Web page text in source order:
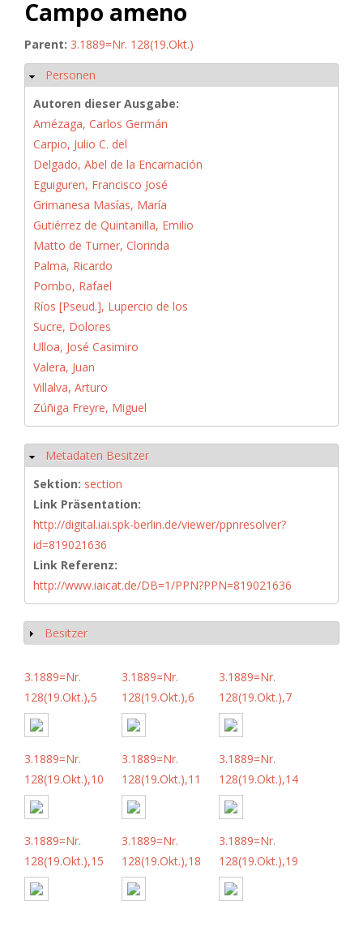
Campo ameno
Parent: 3.1889=Nr. 128(19.Okt.)
Ausblenden
Personen
Autoren dieser Ausgabe:
Amézaga, Carlos Germán
Carpio, Julio C. del
Delgado, Abel de la Encarnación
Eguiguren, Francisco José
Grimanesa Masías, María
Gutiérrez de Quintanilla, Emilio
Matto de Turner, Clorinda
Palma, Ricardo
Pombo, Rafael
Ríos [Pseud.], Lupercio de los
Sucre, Dolores
Ulloa, José Casimiro
Valera, Juan
Villalva, Arturo
Zúñiga Freyre, Miguel
Ausblenden
Metadaten Besitzer
Sektion: section
Link Präsentation:
http://digital.iai.spk-berlin.de/viewer/ppnresolver?
id=819021636
Link Referenz:
http://www.iaicat.de/DB=1/PPN?PPN=819021636
Anzeigen
Besitzer
3.1889=Nr.
128(19.Okt.),5
3.1889=Nr.
128(19.Okt.),6
3.1889=Nr.
128(19.Okt.),7
3.1889=Nr.
128(19.Okt.),10
3.1889=Nr.
128(19.Okt.),11
3.1889=Nr.
128(19.Okt.),14
3.1889=Nr.
128(19.Okt.),15
3.1889=Nr.
128(19.Okt.),18
3.1889=Nr.
128(19.Okt.),19